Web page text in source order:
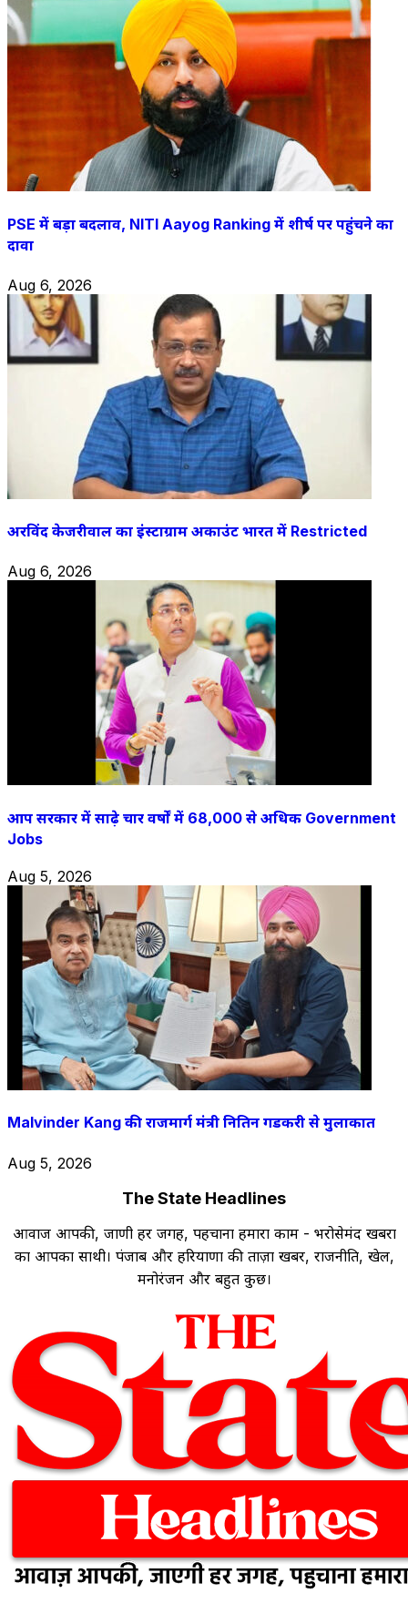
PSE में बड़ा बदलाव, NITI Aayog Ranking में शीर्ष पर पहुंचने का
दावा
Aug 6, 2026
अरविंद केजरीवाल का इंस्टाग्राम अकाउंट भारत में Restricted
Aug 6, 2026
आप सरकार में साढ़े चार वर्षों में 68,000 से अधिक Government
Jobs
Aug 5, 2026
Malvinder Kang की राजमार्ग मंत्री नितिन गडकरी से मुलाकात
Aug 5, 2026
The State Headlines
आवाज आपकी, जाणी हर जगह, पहचाना हमारा काम - भरोसेमंद खबरों
का आपका साथी। पंजाब और हरियाणा की ताज़ा खबरें, राजनीति, खेल,
मनोरंजन और बहुत कुछ।